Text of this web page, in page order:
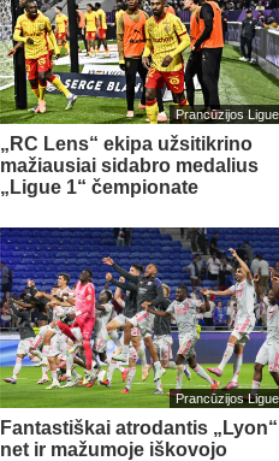
Prancūzijos Ligue
„RC Lens“ ekipa užsitikrino
mažiausiai sidabro medalius
„Ligue 1“ čempionate
Prancūzijos Ligue
Fantastiškai atrodantis „Lyon“
net ir mažumoje iškovojo